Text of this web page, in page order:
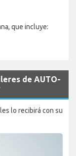
que incluye:
de AUTO-
lo recibirá con su